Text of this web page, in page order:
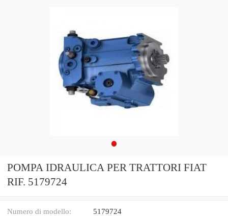
POMPA IDRAULICA PER TRATTORI FIAT
RIF. 5179724
Numero di modello: 5179724